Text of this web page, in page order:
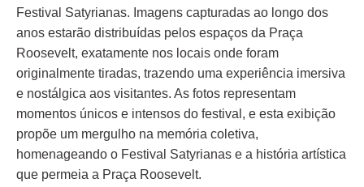
Festival Satyrianas. Imagens capturadas ao longo dos
anos estarão distribuídas pelos espaços da Praça
Roosevelt, exatamente nos locais onde foram
originalmente tiradas, trazendo uma experiência imersiva
e nostálgica aos visitantes. As fotos representam
momentos únicos e intensos do festival, e esta exibição
propõe um mergulho na memória coletiva,
homenageando o Festival Satyrianas e a história artística
que permeia a Praça Roosevelt.